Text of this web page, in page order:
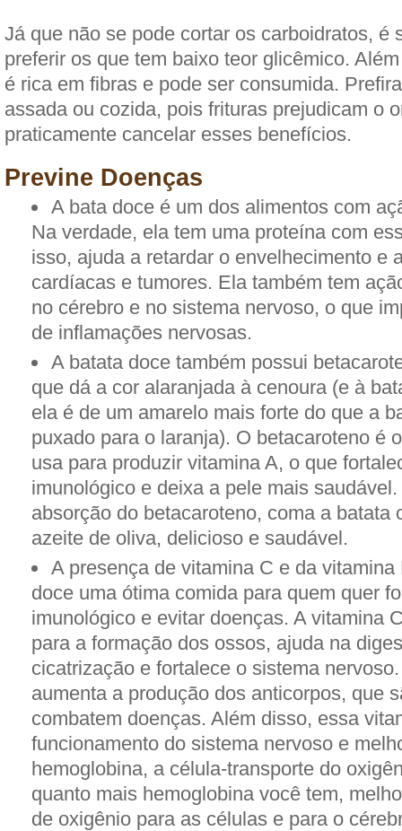
Já que não se pode cortar os carboidratos, é
preferir os que tem baixo teor glicêmico.
é rica em fibras e pode ser consumida.
assada ou cozida, pois frituras prejudicam o
praticamente cancelar esses benefícios.
Previne Doenças
A bata doce é um dos alimentos com
Na verdade, ela tem uma proteína com
isso, ajuda a retardar o envelhecimento e
cardíacas e tumores. Ela também tem
no cérebro e no sistema nervoso, o que
de inflamações nervosas.
A batata doce também possui
que dá a cor alaranjada à cenoura (e à
ela é de um amarelo mais forte do que a
puxado para o laranja). O betacaroteno é
usa para produzir vitamina A, o que
imunológico e deixa a pele mais
absorção do betacaroteno, coma a batata
azeite de oliva, delicioso e saudável.
A presença de vitamina C e da vitamina
doce uma ótima comida para quem quer
imunológico e evitar doenças. A vitamina
para a formação dos ossos, ajuda na
cicatrização e fortalece o sistema
aumenta a produção dos anticorpos, que
combatem doenças. Além disso, essa
funcionamento do sistema nervoso e
hemoglobina, a célula-transporte do
quanto mais hemoglobina você tem,
de oxigênio para as células e para o